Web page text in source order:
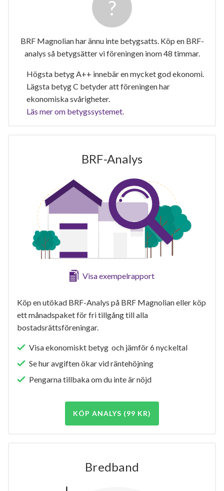
BRF Magnolian har ännu inte betygsatts. Köp en BRF-
analys så betygsätter vi föreningen inom 48 timmar.
Högsta betyg A++ innebär en mycket god ekonomi.
Lägsta betyg C betyder att föreningen har
ekonomiska svårigheter.
Läs mer om betygssystemet.
BRF-Analys
Visa exempelrapport
Köp en utökad BRF-Analys på BRF Magnolian eller köp
ett månadspaket för fri tillgång till alla
bostadsrättsföreningar.
Visa ekonomiskt betyg och jämför 6 nyckeltal
Se hur avgiften ökar vid räntehöjning
Pengarna tillbaka om du inte är nöjd
KÖP ANALYS (99 KR)
Bredband